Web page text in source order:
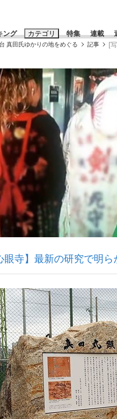
ング カテゴリ
RM→渋谷で飲み会、JIN→伊豆の...
日本代表“敗戦”の真実 選手が明か
特集 連載
すめのキーワードタグ一覧
田晋 #三山凌輝 #高市早苗
木雄一郎
#亀和田武
真田氏ゆかりの地をめぐる 記事 [
寺】最新の研究で明